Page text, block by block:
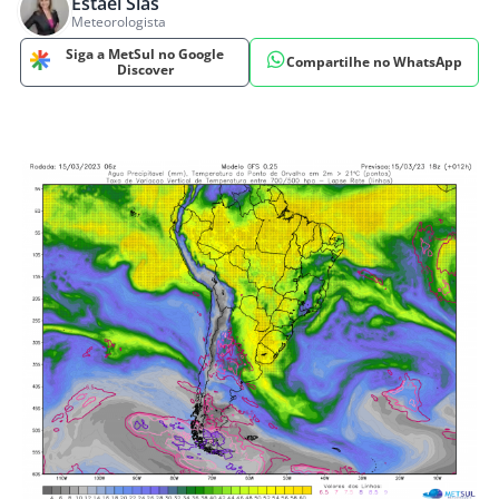
Meteorologista
Siga a MetSul no Google
Discover
Compartilhe no WhatsApp